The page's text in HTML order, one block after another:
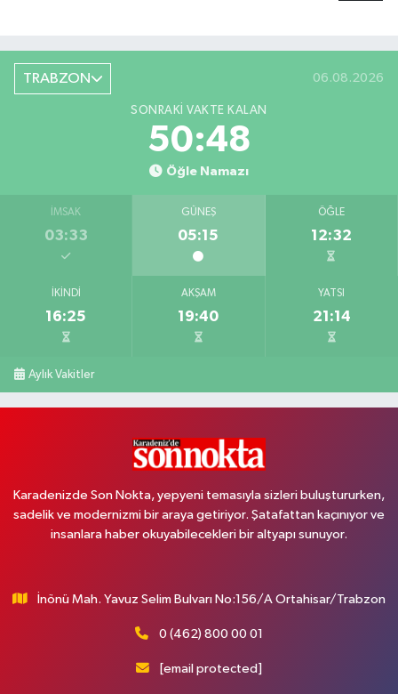
TRABZON 06.08.2026
SONRAKI VAKTE KALAN
50:48
Öğle Namazı
İMSAK
03:33
GÜNEŞ
05:15
ÖĞLE
12:32
İKINDI
16:25
AKŞAM
19:40
YATSI
21:14
Aylık Vakitler
Karadenizde Son Nokta, yepyeni temasıyla sizleri buluştururken,
sadelik ve modernizmi bir araya getiriyor. Şatafattan kaçınıyor ve
insanlara haber okuyabilecekleri bir altyapı sunuyor.
İnönü Mah. Yavuz Selim Bulvarı No:156/A Ortahisar/Trabzon
0 (462) 800 00 01
[email protected]